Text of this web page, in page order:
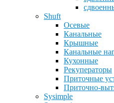
Shuft
Осевые
Канальные
Крышные
Канальные
Кухонные
Рекуператоры
Приточные
Приточно-
Sysimple